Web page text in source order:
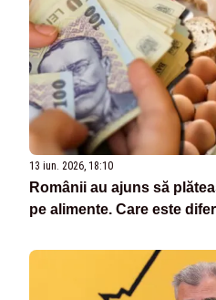
13 iun. 2026, 18:10
Românii au ajuns să
pe alimente. Care este